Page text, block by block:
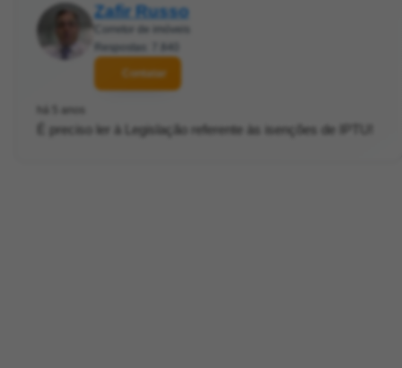
Zafir Russo
Corretor de imóveis
Respostas: 7.840
Contatar
há 5 anos
É preciso ler à Legislação referente às isenções de IPTU!